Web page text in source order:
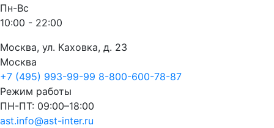
Пн-Вс
10:00 - 22:00
Москва, ул. Каховка, д. 23
Москва
+7 (495) 993-99-99 8-800-600-78-87
Режим работы
ПН-ПТ: 09:00–18:00
ast.info@ast-inter.ru